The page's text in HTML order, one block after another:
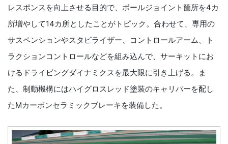
レスポンスを向上させる目的で、ボールジョイント箇所を4カ
所増やして14カ所としたことがトピック。合わせて、専用の
サスペンションやスタビライザー、コントロールアーム、ト
ラクションコントロールなどを組み込んで、サーキットにお
けるドライビングダイナミクスを最大限に引き上げる。ま
た、制動機構にはハイグロスレッド塗装のキャリパーを配し
たMカーボンセラミックブレーキを装備した。